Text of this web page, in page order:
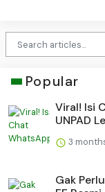
Popular
Viral! Isi
UNPAD
3
Gak